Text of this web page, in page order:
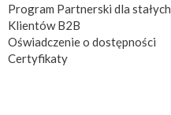
Program Partnerski dla stałych
Klientów B2B
Oświadczenie o dostępności
Certyfikaty